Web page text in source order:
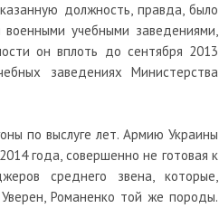
должность, правда, было
учебными заведениями,
он вплоть до сентября 2013
заведениях Министерства
по выслуге лет. Армию Украины
года, совершенно не готовая к
среднего звена, которые,
Романенко той же породы.